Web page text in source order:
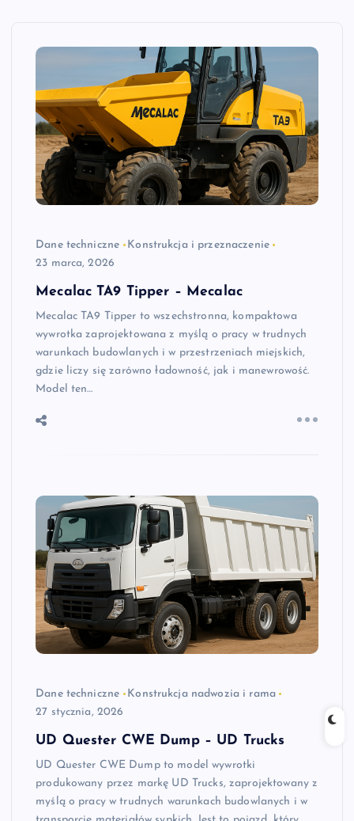
Dane techniczne
Konstrukcja i przeznaczenie
23 marca, 2026
Mecalac TA9 Tipper – Mecalac
Mecalac TA9 Tipper to wszechstronna, kompaktowa
wywrotka zaprojektowana z myślą o pracy w trudnych
warunkach budowlanych i w przestrzeniach miejskich,
gdzie liczy się zarówno ładowność, jak i manewrowość.
Model ten…
Dane techniczne
Konstrukcja nadwozia i rama
27 stycznia, 2026
UD Quester CWE Dump – UD Trucks
UD Quester CWE Dump to model wywrotki
produkowany przez markę UD Trucks, zaprojektowany z
myślą o pracy w trudnych warunkach budowlanych i w